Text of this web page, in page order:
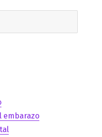
embarazo